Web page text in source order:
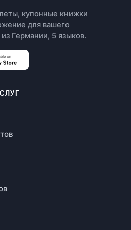
купонные книжки
для вашего
Германии, 5 языков.